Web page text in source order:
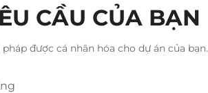
CẦU CỦA BẠN
được cá nhân hóa cho dự án của bạn.